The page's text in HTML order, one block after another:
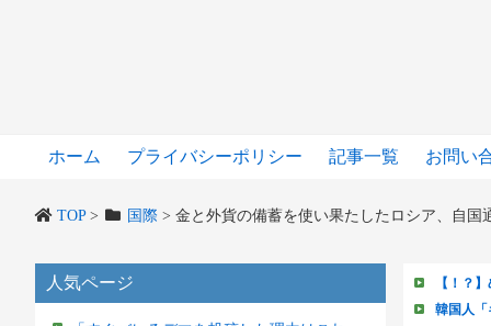
ホーム プライバシーポリシー 記事一覧 お問い
TOP> 国際 > 金と外貨の備蓄を使い果たしたロシア、自
人気ページ